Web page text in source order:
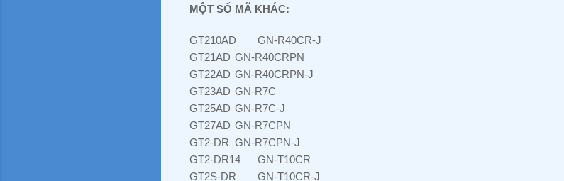
MỘT SỐ MÃ KHÁC:
GT210AD
GN-R40CR-J
GT21AD GN-R40CRPN
GT22AD GN-R40CRPN-J
GT23AD GN-R7C
GT25AD GN-R7C-J
GT27AD GN-R7CPN
GT2-DR GN-R7CPN-J
GT2-DR14
GN-T10CR
GT2S-DR
GN-T10CR-J